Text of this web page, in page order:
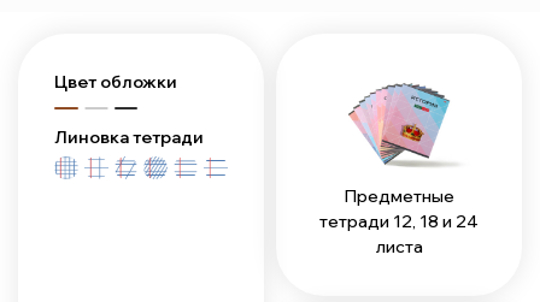
Цвет обложки
Линовка тетради
Предметные
тетради 12, 18 и 24
листа